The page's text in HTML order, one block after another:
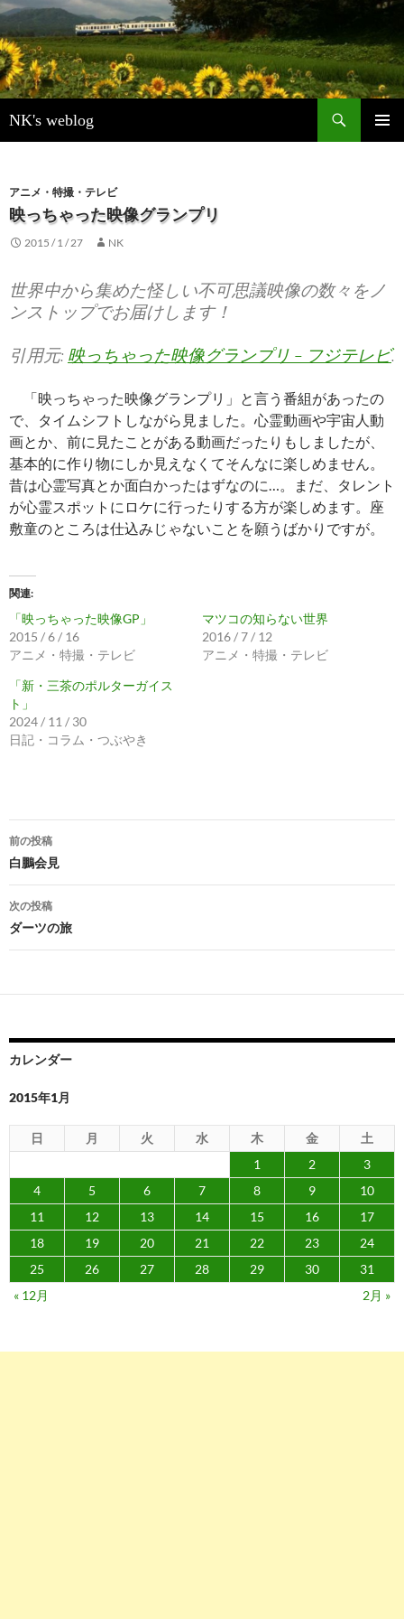
NK's weblog
索
ン
ツ
ス
ッ
プ
アニメ・特撮・テレビ
映っちゃった映像グランプリ
2015 / 1 / 27 NK
世界中から集めた怪しい不可思議映像の数々をノ
ンストップでお届けします！
引用元: 映っちゃった映像グランプリ – フジテレビ.
「映っちゃった映像グランプリ」と言う番組があったの
で、タイムシフトしながら見ました。心霊動画や宇宙人動
画とか、前に見たことがある動画だったりもしましたが、
基本的に作り物にしか見えなくてそんなに楽しめません。
昔は心霊写真とか面白かったはずなのに…。まだ、タレント
が心霊スポットにロケに行ったりする方が楽しめます。座
敷童のところは仕込みじゃないことを願うばかりですが。
関連
「映っちゃった映像GP」
2015 / 6 / 16
アニメ・特撮・テレビ
マツコの知らない世界
2016 / 7 / 12
アニメ・特撮・テレビ
「新・三茶のポルターガイス
ト」
2024 / 11 / 30
日記・コラム・つぶやき
投
稿
ナ
ビ
ゲ
ー
ョ
ン
前の投稿
白鵬会見
次の投稿
ダーツの旅
カレンダー
2015年1月
日 月 火 水 木 金
土
1
2
3
4
5 6 7 8 9
10
11
12 13 14 15 16
17
18
19 20 21 22 23
24
25
26 27 28 29 30
31
« 12月
2月 »